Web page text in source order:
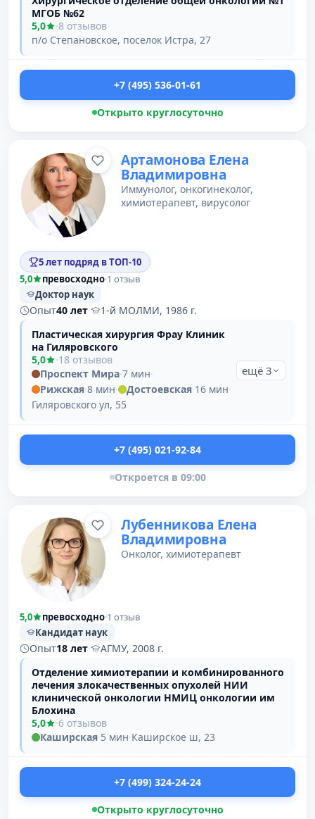
МГОБ №62
5,0
·8 отзывов
п/о Степановское, поселок Истра, 27
+7 (495) 536-01-61
Открыто круглосуточно
Артамонова Елена
Владимировна
Иммунолог, онкогинеколог,
химиотерапевт, вирусолог
5 лет подряд в ТОП-10
5,0
превосходно·1 отзыв
Доктор наук
Опыт40 лет·
1-й МОЛМИ, 1986 г.
Пластическая хирургия Фрау Клиник
на Гиляровского
5,0
·18 отзывов
Проспект Мира·7 мин·
Рижская·8 мин· Достоевская·16 мин·
Гиляровского ул, 55
ещё 3
+7 (495) 021-92-84
Откроется в 09:00
Лубенникова Елена
Владимировна
Онколог, химиотерапевт
5,0 превосходно·1 отзыв
Кандидат наук
Опыт18 лет·
АГМУ, 2008 г.
Отделение химиотерапии и комбинированного
лечения злокачественных опухолей НИИ
клинической онкологии НМИЦ онкологии им
Блохина
5,0
·6 отзывов
Каширская·5 мин·Каширское ш, 23
+7 (499) 324-24-24
Открыто круглосуточно